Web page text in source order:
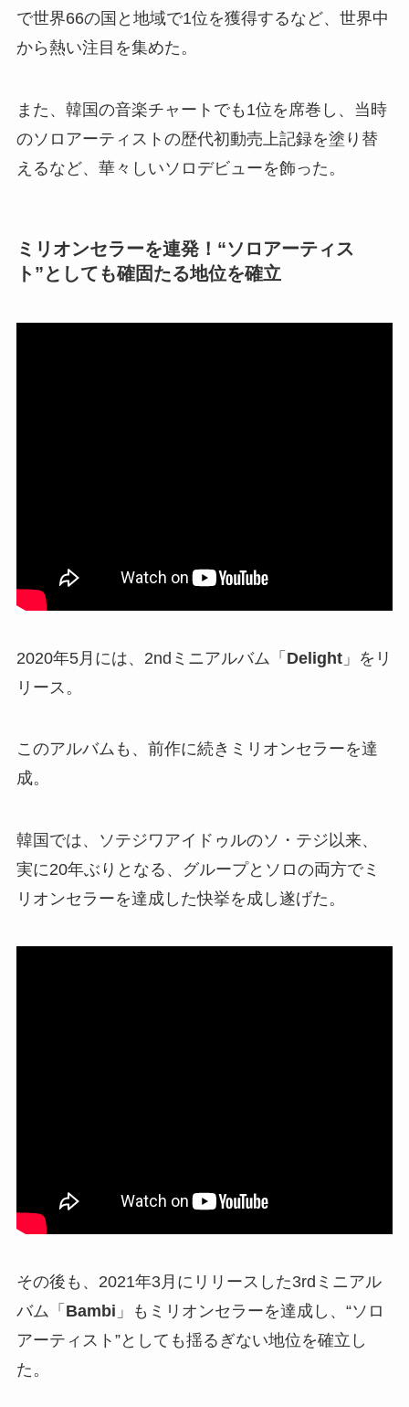
で世界66の国と地域で1位を獲得するなど、世界中
から熱い注目を集めた。
また、韓国の音楽チャートでも1位を席巻し、当時
のソロアーティストの歴代初動売上記録を塗り替
えるなど、華々しいソロデビューを飾った。
ミリオンセラーを連発！“ソロアーティス
ト”としても確固たる地位を確立
2020年5月には、2ndミニアルバム「 Delight」をリ
リース。
このアルバムも、前作に続きミリオンセラーを達
成。
韓国では、ソテジワアイドゥルのソ・テジ以来、
実に20年ぶりとなる、グループとソロの両方でミ
リオンセラーを達成した快挙を成し遂げた。
その後も、2021年3月にリリースした3rdミニアル
バム「 Bambi 」もミリオンセラーを達成し、“ソロ
アーティスト”としても揺るぎない地位を確立し
た。